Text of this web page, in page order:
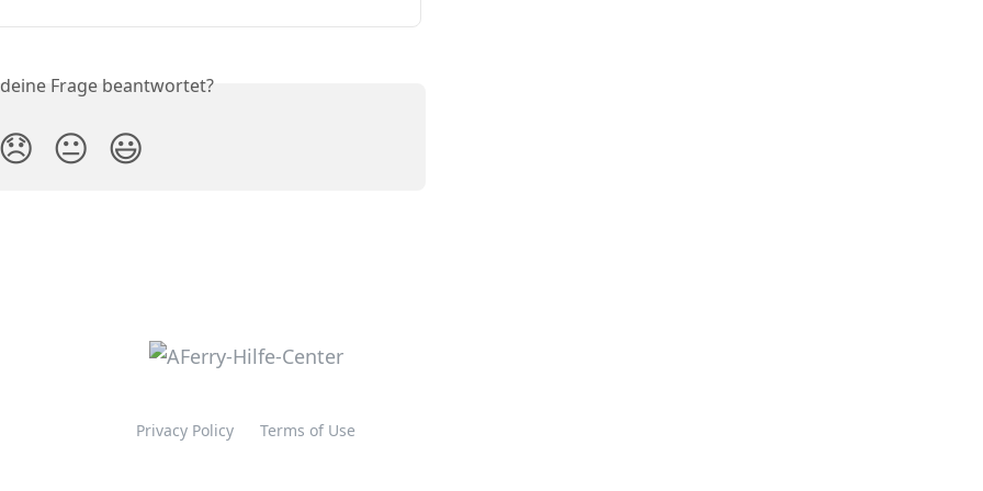
Frage beantwortet?
😞 😐 😃
Privacy Policy Terms of Use